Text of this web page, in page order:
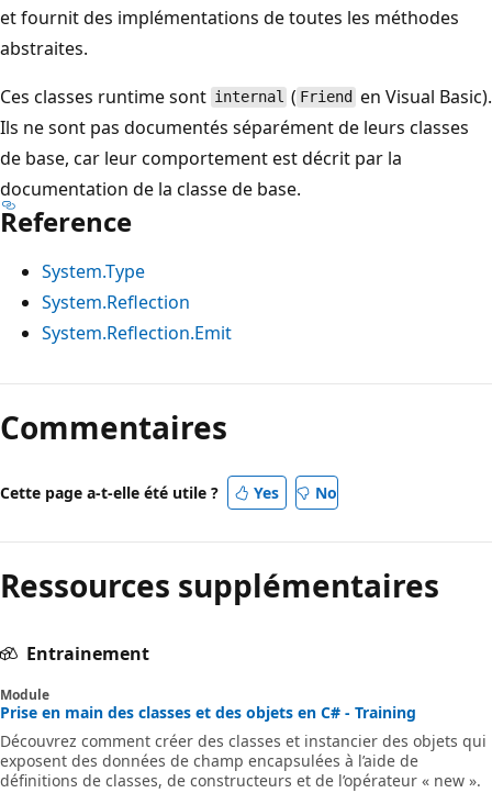
et fournit des implémentations de toutes les méthodes
abstraites.
Ces classes runtime sont internal ( Friend en Visual Basic).
Ils ne sont pas documentés séparément de leurs classes
de base, car leur comportement est décrit par la
documentation de la classe de base.
Reference
System.Type
System.Reflection
System.Reflection.Emit
Commentaires
Cette page a-t-elle été utile ? Yes No
Ressources supplémentaires
Entrainement
Module
Prise en main des classes et des objets en C# - Training
Découvrez comment créer des classes et instancier des objets qui
exposent des données de champ encapsulées à l’aide de
définitions de classes, de constructeurs et de l’opérateur « new ».